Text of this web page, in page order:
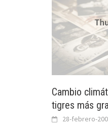
Cambio
tigres más
28-febrero-